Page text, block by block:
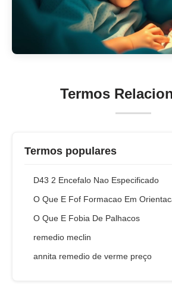
Termos
Termos populares
D43 2 Encefalo Nao Especificado
O Que E Fof Formacao Em
O Que E Fobia De Palhacos
remedio meclin
annita remedio de verme preço